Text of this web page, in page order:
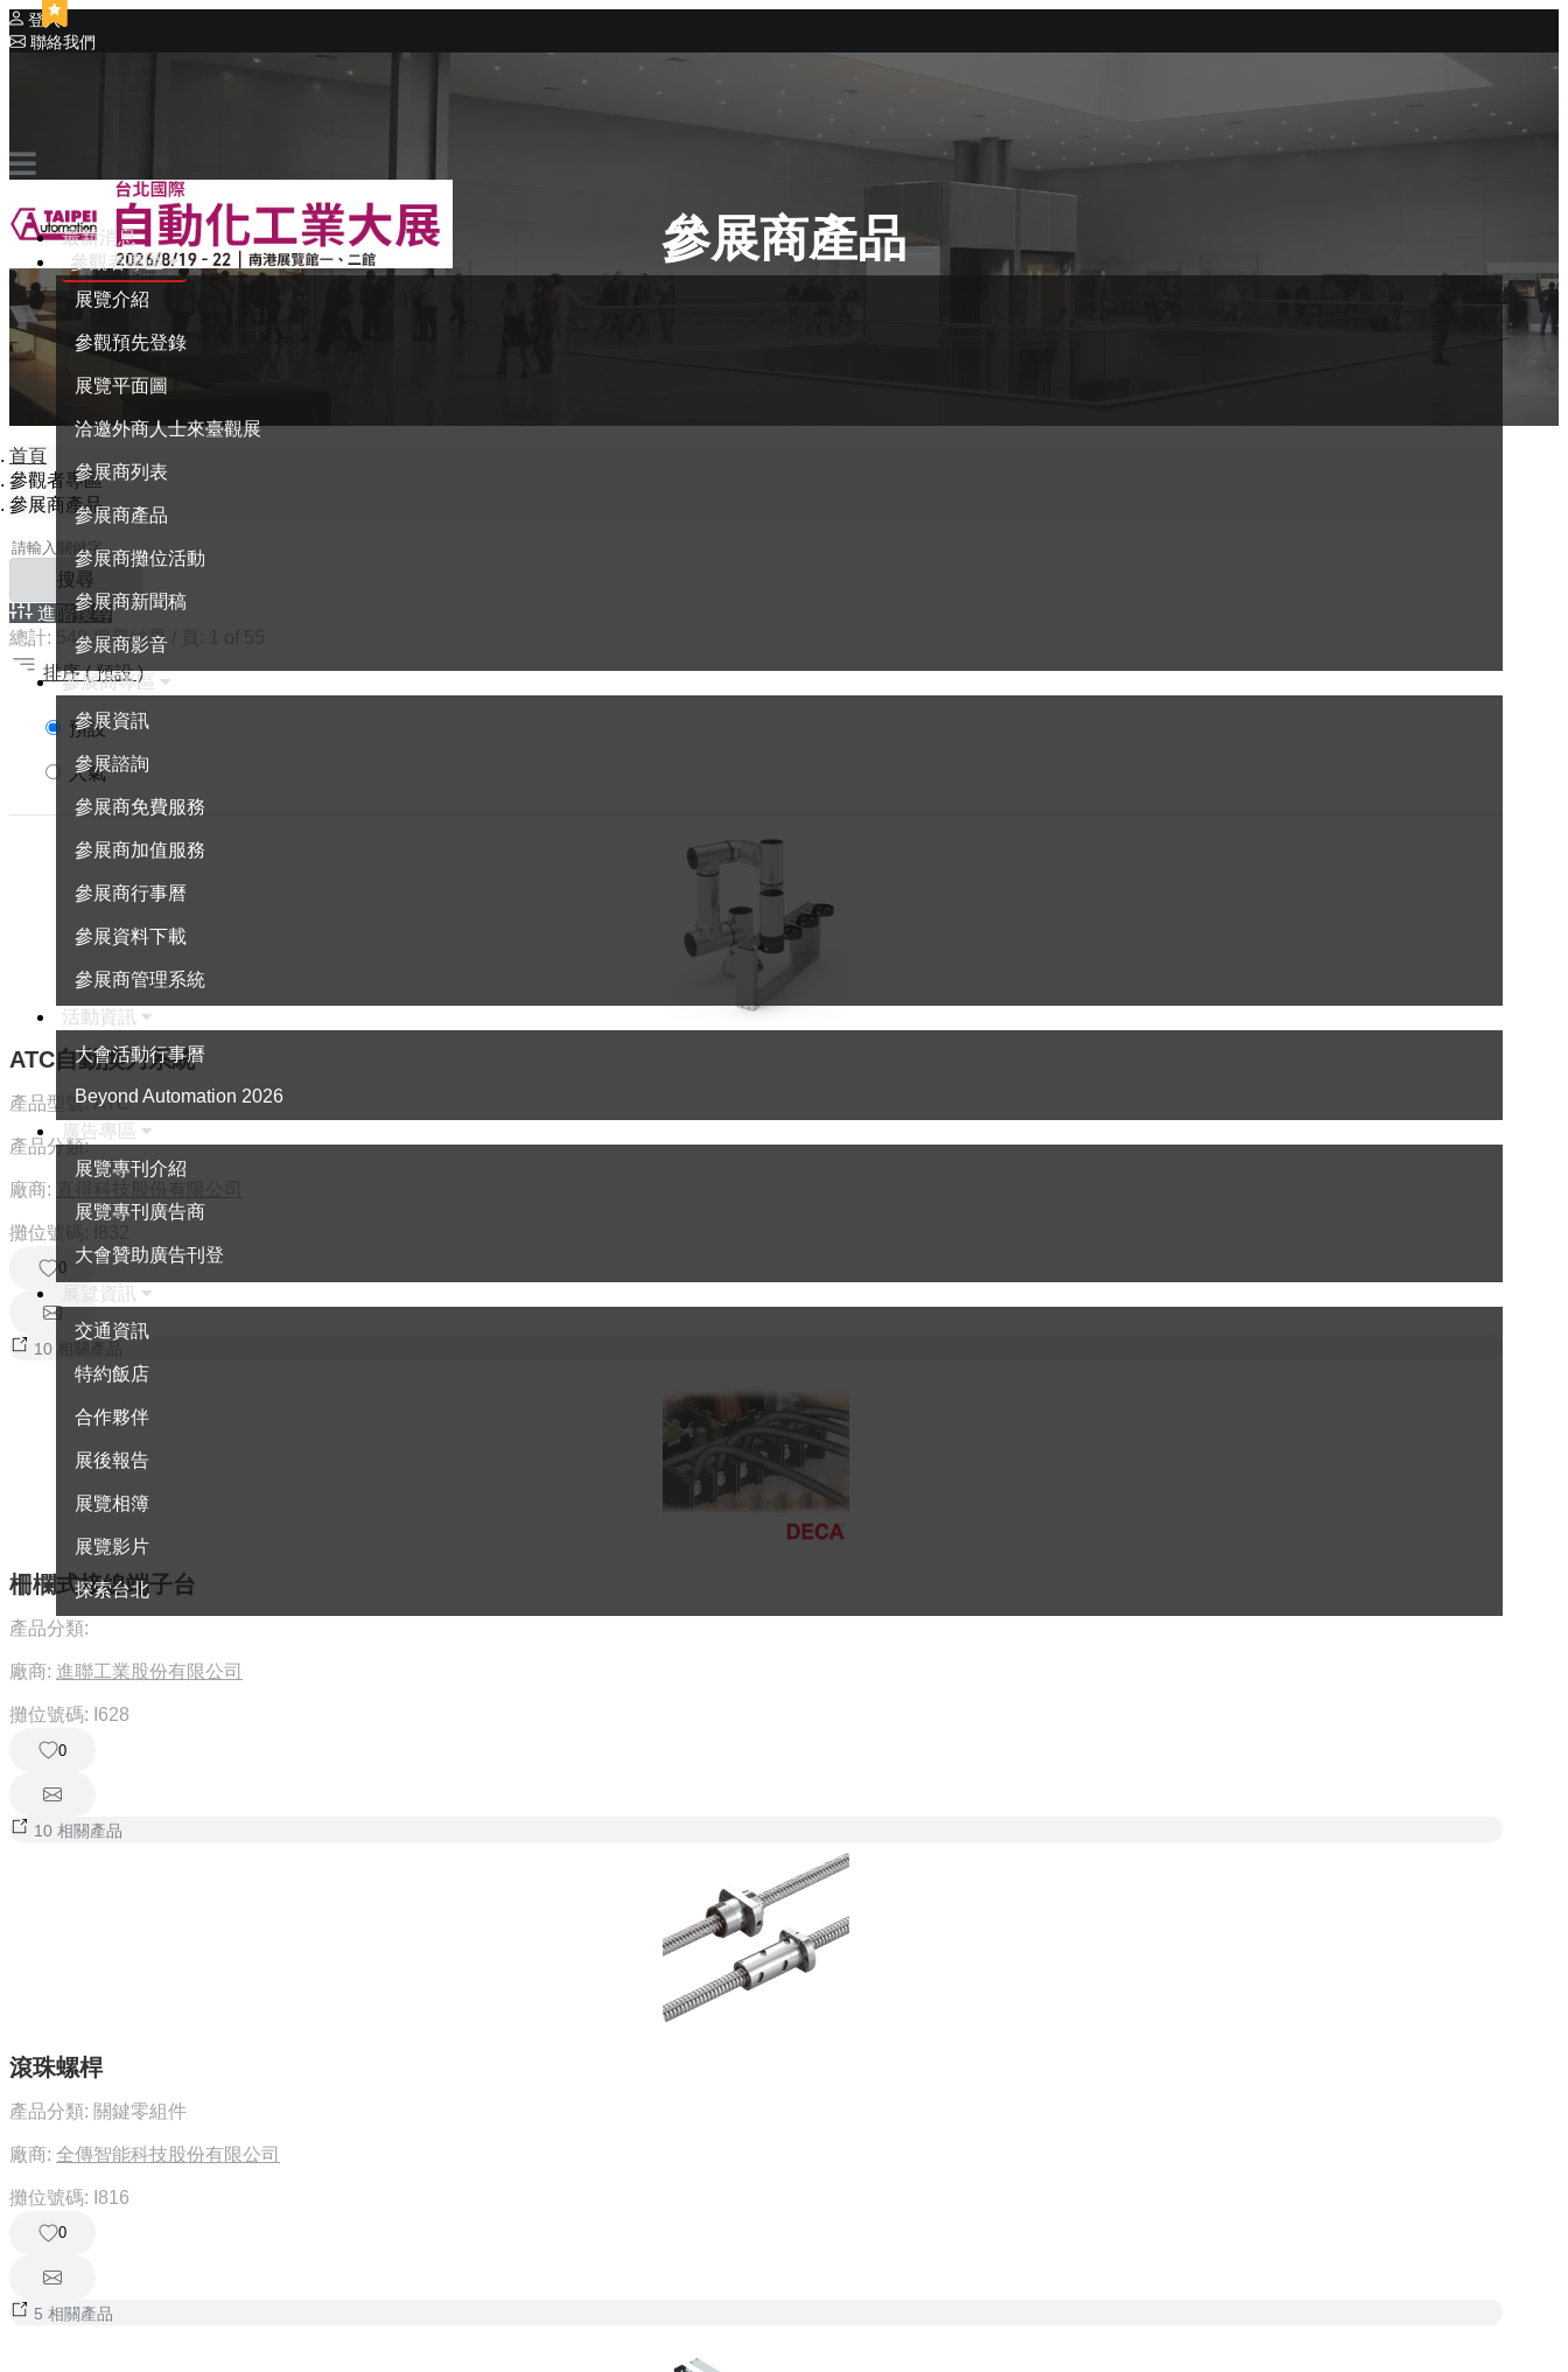
登入
聯絡我們
系列展覽
Intelligent Asia Thailand
English
最新消息
參觀者專區
展覽介紹
參觀預先登錄
展覽平面圖
洽邀外商人士來臺觀展
參展商列表
參展商產品
參展商攤位活動
參展商新聞稿
參展商影音
參展商專區
參展資訊
參展諮詢
參展商免費服務
參展商加值服務
參展商行事曆
參展資料下載
參展商管理系統
活動資訊
大會活動行事曆
Beyond Automation 2026
廣告專區
展覽專刊介紹
展覽專刊廣告商
大會贊助廣告刊登
展覽資訊
交通資訊
特約飯店
合作夥伴
展後報告
展覽相簿
展覽影片
探索台北
參展商產品
首頁
參觀者專區
參展商產品
搜尋
進階搜尋
總計:
548搜尋結果 / 頁:
排序( 預設 )
預設
人氣
ATC自動換刀系統
產品型號:ATC
產品分類:
廠商:
攤位號碼:
0
10 相關產品
柵欄式接線端子台
產品分類:
廠商: 進聯工業股份有限公司
攤位號碼: I628
0
10 相關產品
滾珠螺桿
產品分類: 關鍵零組件
廠商: 全傳智能科技股份有限公司
攤位號碼: I816
0
5 相關產品